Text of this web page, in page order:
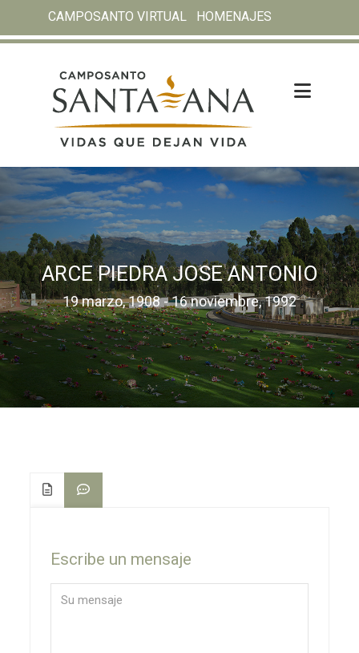
CAMPOSANTO VIRTUAL HOMENAJES
ARCE PIEDRA JOSE ANTONIO
19 marzo, 1908 - 16 noviembre, 1992
Escribe un mensaje